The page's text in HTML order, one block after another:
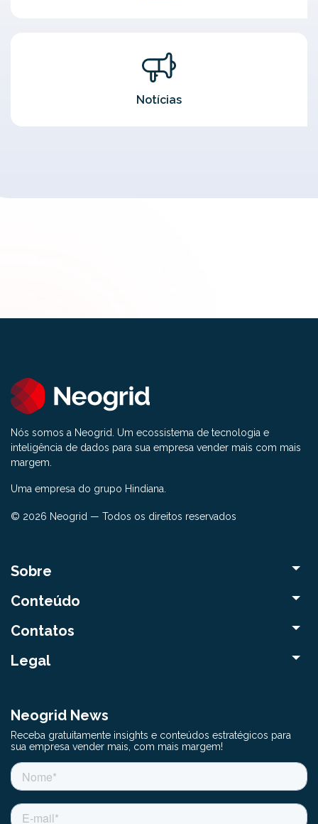
Notícias
Nós somos a Neogrid. Um ecossistema de tecnologia e
inteligência de dados para sua empresa vender mais com mais
margem.
Uma empresa do grupo Hindiana.
© 2026 Neogrid — Todos os direitos reservados
Sobre
Conteúdo
Contatos
Legal
Neogrid News